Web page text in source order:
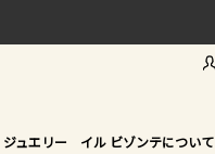
ュエリー イル ビゾンテについて